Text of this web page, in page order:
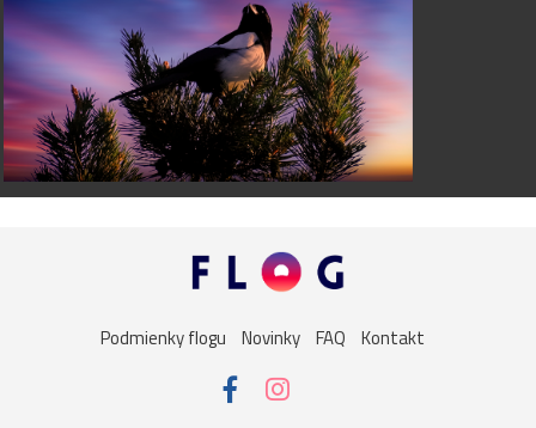
Podmienky flogu Novinky FAQ Kontakt